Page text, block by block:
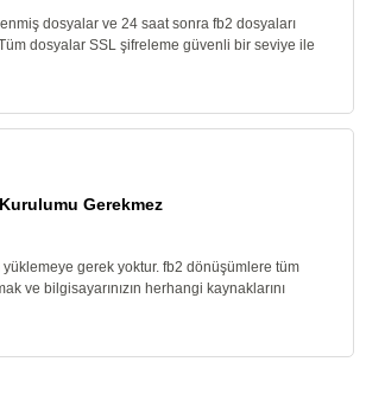
dosyalar ve 24 saat sonra fb2 dosyaları
dosyalar SSL şifreleme güvenli bir seviye ile
Kurulumu Gerekmez
yüklemeye gerek yoktur. fb2 dönüşümlere tüm
ve bilgisayarınızın herhangi kaynaklarını